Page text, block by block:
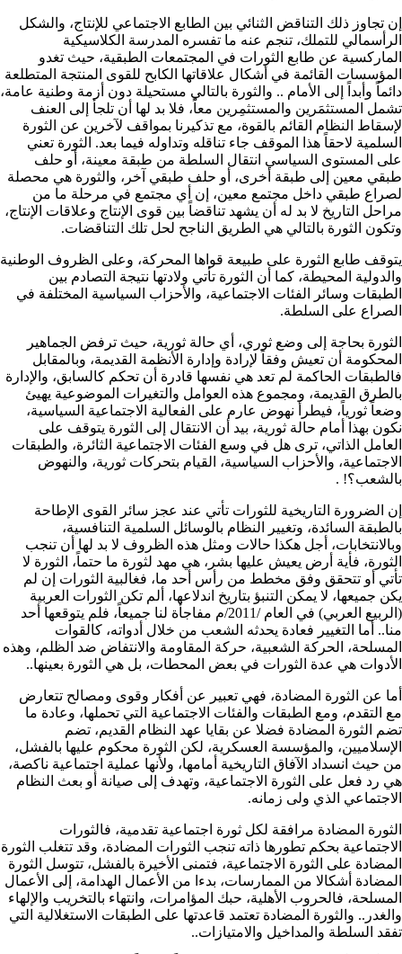
إن تجاوز ذلك التناقض الثنائي بين الطابع الاجتماعي للإنتاج، والشكل
الرأسمالي للتملك، تنجم عنه ما تفسره المدرسة الكلاسيكية
الماركسية عن طابع الثورات في المجتمعات الطبقية، حيث تغدو
المؤسسات القائمة في أشكال علاقاتها الكابح للقوى المنتجة المتطلعة
دائماً وأبداً إلى الأمام .. والثورة بالتالي مستحيلة دون أزمة وطنية عامة،
تشمل المستثمَرين والمستثمِرين معاً، فلا بد لها أن تلجأ إلى العنف
لإسقاط النظام القائم بالقوة، مع تذكيرنا بمواقف لآخرين عن الثورة
السلمية لاحقاً هذا الموقف جاء تناقله وتداوله فيما بعد. الثورة تعني
على المستوى السياسي انتقال السلطة من طبقة معينة، أو حلف
طبقي معين إلى طبقة أخرى، أو حلف طبقي آخر، والثورة هي محصلة
لصراع طبقي داخل مجتمع معين، إن أي مجتمع في مرحلة ما من
مراحل التاريخ لا بد له أن يشهد تناقضاً بين قوى الإنتاج وعلاقات الإنتاج،
وتكون الثورة بالتالي هي الطريق الناجح لحل تلك التناقضات.
يتوقف طابع الثورة على طبيعة قواها المحركة، وعلى الظروف الوطنية
والدولية المحيطة، كما أن الثورة تأتي ولادتها نتيجة التصادم بين
الطبقات وسائر الفئات الاجتماعية، والأحزاب السياسية المختلفة في
الصراع على السلطة.
الثورة بحاجة إلى وضع ثوري، أي حالة ثورية، حيث ترفض الجماهير
المحكومة أن تعيش وفقاً لإرادة وإدارة الأنظمة القديمة، وبالمقابل
فالطبقات الحاكمة لم تعد هي نفسها قادرة أن تحكم كالسابق، والإدارة
بالطرق القديمة، ومجموع هذه العوامل والتغيرات الموضوعية يهيئ
وضعاً ثورياً، فيطرأ نهوض عارم على الفعالية الاجتماعية السياسية،
نكون بهذا أمام حالة ثورية، بيد أن الانتقال إلى الثورة يتوقف على
العامل الذاتي، ترى هل في وسع الفئات الاجتماعية الثائرة، والطبقات
الاجتماعية، والأحزاب السياسية، القيام بتحركات ثورية، والنهوض
بالشعب؟! .
إن الضرورة التاريخية للثورات تأتي عند عجز سائر القوى الإطاحة
بالطبقة السائدة، وتغيير النظام بالوسائل السلمية التنافسية،
وبالانتخابات، أجل هكذا حالات ومثل هذه الظروف لا بد لها أن تنجب
الثورة، فأية أرض يعيش عليها بشر، هي مهد لثورة ما حتماً، الثورة لا
تأتي أو تتحقق وفق مخطط من رأس أحد ما، فغالبية الثورات إن لم
يكن جميعها، لا يمكن التنبؤ بتاريخ اندلاعها، ألم تكن الثورات العربية
(الربيع العربي) في العام /2011/م مفاجأة لنا جميعاً، فلم يتوقعها أحد
منا.. أما التغيير فعادة يحدثه الشعب من خلال أدواته، كالقوات
المسلحة، الحركة الشعبية، حركة المقاومة والانتفاض ضد الظلم، وهذه
الأدوات هي عدة الثورات في بعض المحطات، بل هي الثورة بعينها..
أما عن الثورة المضادة، فهي تعبير عن أفكار وقوى ومصالح تتعارض
مع التقدم، ومع الطبقات والفئات الاجتماعية التي تحملها، وعادة ما
تضم الثورة المضادة فضلا عن بقايا عهد النظام القديم، تضم
الإسلاميين، والمؤسسة العسكرية، لكن الثورة محكوم عليها بالفشل،
من حيث انسداد الآفاق التاريخية أمامها، ولأنها عملية اجتماعية ناكصة،
هي رد فعل على الثورة الاجتماعية، وتهدف إلى صيانة أو بعث النظام
الاجتماعي الذي ولى زمانه.
الثورة المضادة مرافقة لكل ثورة اجتماعية تقدمية، فالثورات
الاجتماعية بحكم تطورها ذاته تنجب الثورات المضادة، وقد تتغلب الثورة
المضادة على الثورة الاجتماعية، فتمنى الأخيرة بالفشل، تتوسل الثورة
المضادة أشكالا من الممارسات، بدءا من الأعمال الهدامة، إلى الأعمال
المسلحة، فالحروب الأهلية، حبك المؤامرات، وانتهاء بالتخريب والإلهاء
والغدر.. والثورة المضادة تعتمد قاعدتها على الطبقات الاستغلالية التي
تفقد السلطة والمداخيل والامتيازات..